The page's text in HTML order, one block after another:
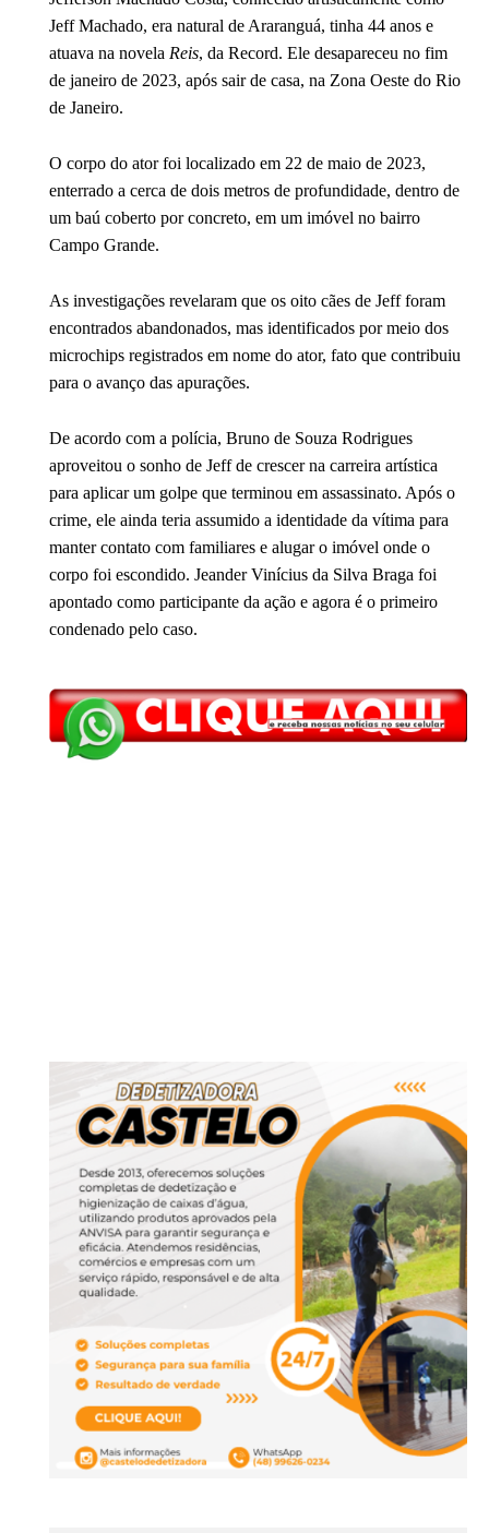
Jeff Machado, era natural de Araranguá, tinha 44 anos e
atuava na novela Reis, da Record. Ele desapareceu no fim
de janeiro de 2023, após sair de casa, na Zona Oeste do Rio
de Janeiro.
O corpo do ator foi localizado em 22 de maio de 2023,
enterrado a cerca de dois metros de profundidade, dentro de
um baú coberto por concreto, em um imóvel no bairro
Campo Grande.
As investigações revelaram que os oito cães de Jeff foram
encontrados abandonados, mas identificados por meio dos
microchips registrados em nome do ator, fato que contribuiu
para o avanço das apurações.
De acordo com a polícia, Bruno de Souza Rodrigues
aproveitou o sonho de Jeff de crescer na carreira artística
para aplicar um golpe que terminou em assassinato. Após o
crime, ele ainda teria assumido a identidade da vítima para
manter contato com familiares e alugar o imóvel onde o
corpo foi escondido. Jeander Vinícius da Silva Braga foi
apontado como participante da ação e agora é o primeiro
condenado pelo caso.